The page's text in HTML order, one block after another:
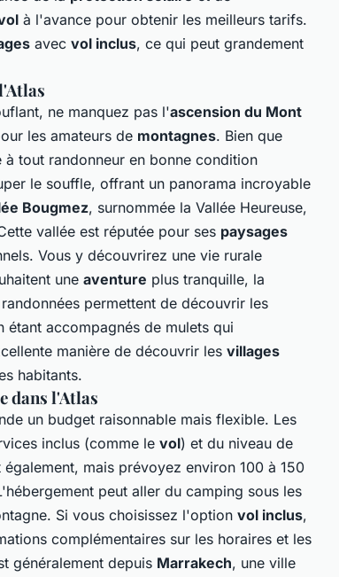
à l'avance pour obtenir les meilleurs tarifs.
avec vol inclus, ce qui peut grandement
ne manquez pas l'ascension du Mont
les amateurs de montagnes. Bien que
tout randonneur en bonne condition
le souffle, offrant un panorama incroyable
Bougmez, surnommée la Vallée Heureuse,
vallée est réputée pour ses paysages
Vous y découvrirez une vie rurale
une aventure plus tranquille, la
permettent de découvrir les
étant accompagnés de mulets qui
manière de découvrir les villages
habitants.
dans l'Atlas
un budget raisonnable mais flexible. Les
inclus (comme le vol) et du niveau de
également, mais prévoyez environ 100 à 150
peut aller du camping sous les
Si vous choisissez l'option vol inclus,
complémentaires sur les horaires et les
généralement depuis Marrakech, une ville